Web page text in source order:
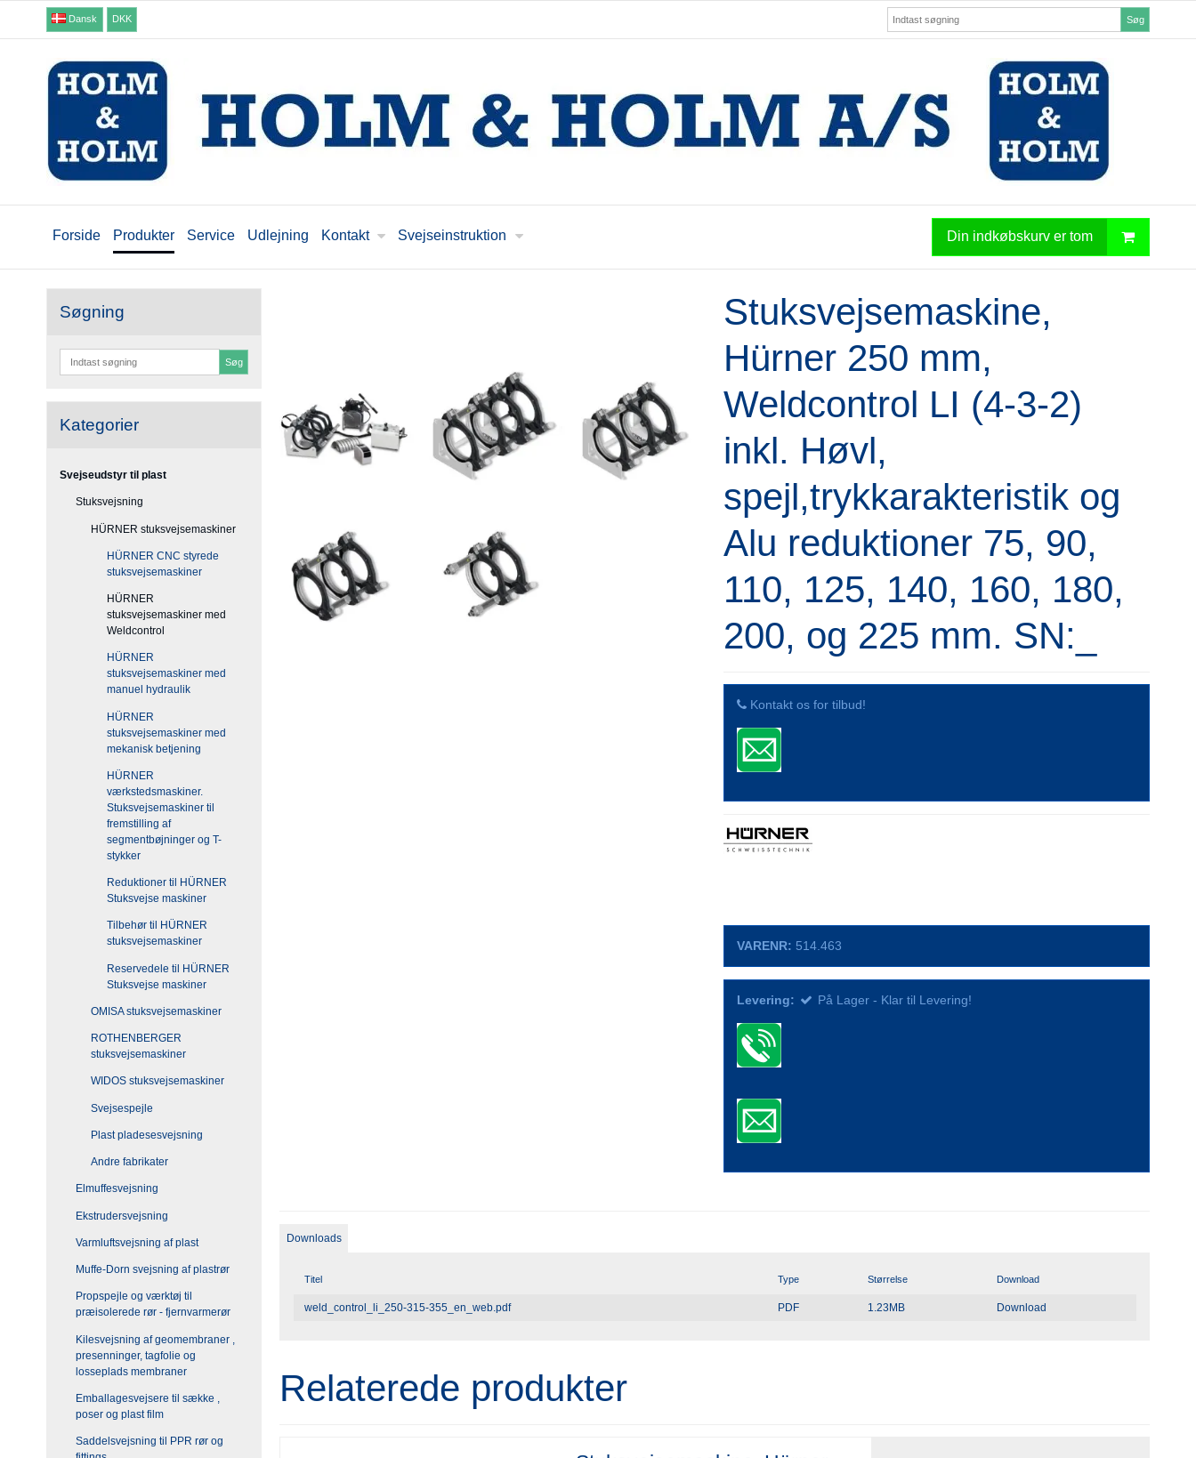
Dansk DKK Søg
Forside Produkter Service Udlejning Kontakt Svejseinstruktion Din indkøbskurv er tom
Søgning
Søg
Kategorier
Svejseudstyr til plast
Stuksvejsning
HÜRNER stuksvejsemaskiner
HÜRNER CNC styrede
stuksvejsemaskiner
HÜRNER
stuksvejsemaskiner med
Weldcontrol
HÜRNER
stuksvejsemaskiner med
manuel hydraulik
HÜRNER
stuksvejsemaskiner med
mekanisk betjening
HÜRNER
værkstedsmaskiner.
Stuksvejsemaskiner til
fremstilling af
segmentbøjninger og T-
stykker
Reduktioner til HÜRNER
Stuksvejse maskiner
Tilbehør til HÜRNER
stuksvejsemaskiner
Reservedele til HÜRNER
Stuksvejse maskiner
OMISA stuksvejsemaskiner
ROTHENBERGER
stuksvejsemaskiner
WIDOS stuksvejsemaskiner
Svejsespejle
Plast pladesesvejsning
Andre fabrikater
Elmuffesvejsning
Ekstrudersvejsning
Varmluftsvejsning af plast
Muffe-Dorn svejsning af plastrør
Propspejle og værktøj til
præisolerede rør - fjernvarmerør
Kilesvejsning af geomembraner ,
presenninger, tagfolie og
losseplads membraner
Emballagesvejsere til sække ,
poser og plast film
Saddelsvejsning til PPR rør og
Stuksvejsemaskine,
Hürner 250 mm,
Weldcontrol LI (4-3-2)
inkl. Høvl,
spejl,trykkarakteristik og
Alu reduktioner 75, 90,
110, 125, 140, 160, 180,
200, og 225 mm. SN:_
Kontakt os for tilbud!
VARENR: 514.463
Levering: På Lager - Klar til Levering!
Downloads
Titel Type Størrelse Download
weld_control_li_250-315-355_en_web.pdf PDF 1.23MB Download
Relaterede produkter